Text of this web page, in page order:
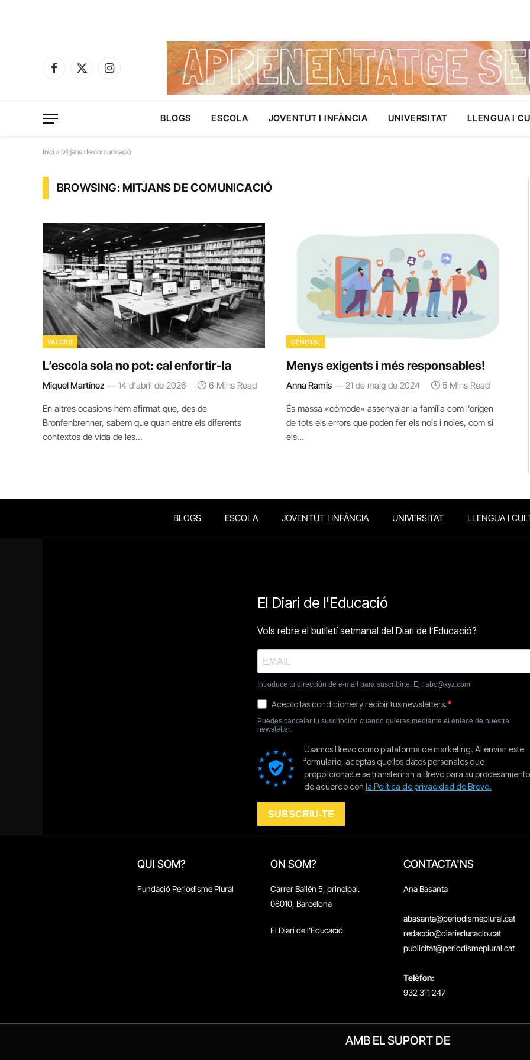
Facebook
X
Instagram
BLOGS ESCOLA JOVENTUT I INFÀNCIA UNIVERSITAT LLENGUA I
Inici » Mitjans de comunicació
BROWSING:MITJANS DE COMUNICACIÓ
VALORS
L’escola sola no pot: cal enfortir-la
Miquel Martínez 14 d'abril de 2026 6 Mins Read
En altres ocasions hem afirmat que, des de
Bronfenbrenner, sabem que quan entre els diferents
contextos de vida de les…
GENERAL
Menys exigents i més responsables!
Anna Ramis 21 de maig de 2024 5 Mins Read
És massa «còmode» assenyalar la família com l’origen
de tots els errors que poden fer els nois i noies, com si
els…
BLOGS ESCOLA JOVENTUT I INFÀNCIA UNIVERSITAT LLENGUA I
QUI SOM?
Fundació Periodisme Plural
ON SOM?
Carrer Bailén 5, principal.
08010, Barcelona
El Diari de l'Educació
CONTACTA'NS
Ana Basanta
abasanta@periodismeplural.cat
redaccio@diarieducacio.cat
publicitat@periodismeplural.cat
Telèfon:
932 311 247
AMB EL SUPORT DE